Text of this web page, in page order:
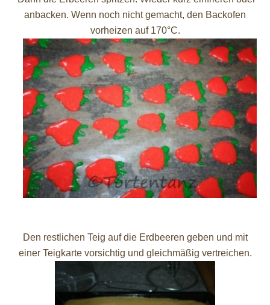
anbacken. Wenn noch nicht gemacht, den Backofen
vorheizen auf 170°C.
Den restlichen Teig auf die Erdbeeren geben und mit
einer Teigkarte vorsichtig und gleichmäßig vertreichen.